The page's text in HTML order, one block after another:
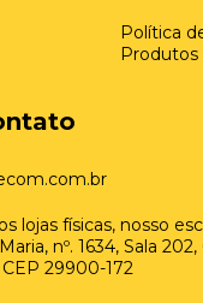
Política
Produtos
lojas físicas, nosso
nº. 1634, Sala
29900-172